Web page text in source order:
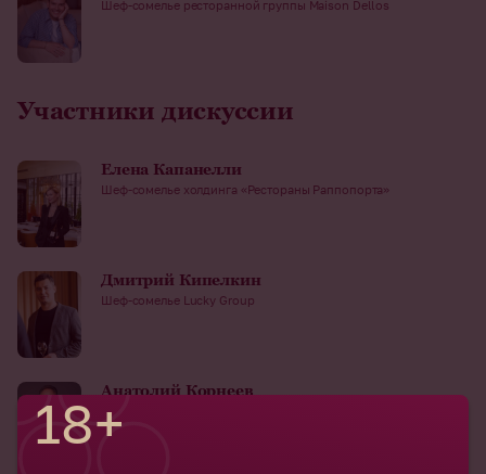
Шеф-сомелье ресторанной группы Maison Dellos
Участники дискуссии
Елена Капанелли
Шеф-сомелье холдинга «Рестораны Раппопорта»
Дмитрий Кипелкин
Шеф-сомелье Lucky Group
Анатолий Корнеев
Председатель Комиссии по стандартизации Ассоциации
виноградарей и виноделов России
18+